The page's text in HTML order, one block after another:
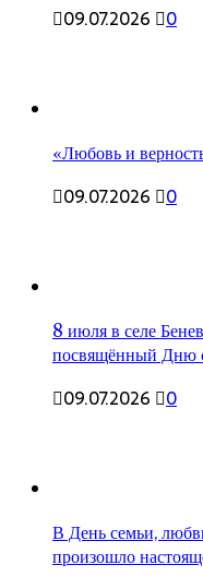
09.07.2026 0
«Любовь и
09.07.2026 0
8 июля в селе
посвящённый Дню
09.07.2026 0
В День семьи,
произошло